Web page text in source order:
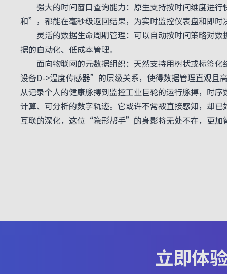
强大的时间窗口查询能力：原生支持按时间维度进行
和” ，都能在毫秒级返回结果，为实时监控仪表盘和即时
灵活的数据生命周期管理：可以自动按时间策略对数
据的自动化、低成本管理。
面向物联网的元数据组织：天然支持用树状或标签化
设备D->温度传感器” 的层级关系，使得数据管理直观且
从记录个人的健康脉搏到监控工业巨轮的运行脉搏， 时序
计算、可分析的数字轨迹。它或许不常被直接感知，却
互联的深化，这位 “隐形帮手” 的身影将无处不在，更
立即体